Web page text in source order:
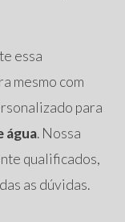
essa
mesmo com
para
água. Nossa
qualificados,
as dúvidas.